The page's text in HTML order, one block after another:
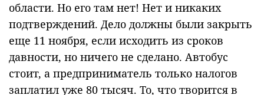
области. Но его там нет! Нет и никаких
подтверждений. Дело должны были закрыть
еще 11 ноября, если исходить из сроков
давности, но ничего не сделано. Автобус
стоит, а предприниматель только налогов
заплатил уже 80 тысяч. То, что творится в